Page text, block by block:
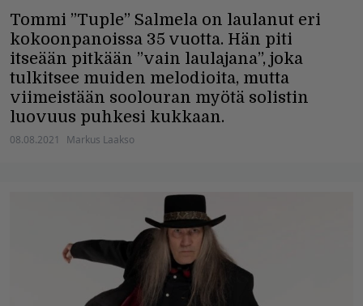
Tommi ”Tuple” Salmela on laulanut eri
kokoonpanoissa 35 vuotta. Hän piti
itseään pitkään ”vain laulajana”, joka
tulkitsee muiden melodioita, mutta
viimeistään soolouran myötä solistin
luovuus puhkesi kukkaan.
08.08.2021 Markus Laakso